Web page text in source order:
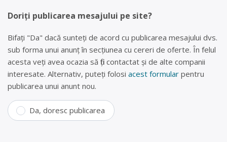
Doriți publicarea mesajului pe site?
Bifați "Da" dacă sunteți de acord cu publicarea mesajului dvs.
sub forma unui anunț în secțiunea cu cereri de oferte. În felul
acesta veți avea ocazia să fiți contactat și de alte companii
interesate. Alternativ, puteți folosi acest formular pentru
publicarea unui anunt nou.
Da, doresc publicarea